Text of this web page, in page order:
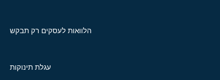
הלוואות לעסקים רק תבקש
עגלת תינוקות